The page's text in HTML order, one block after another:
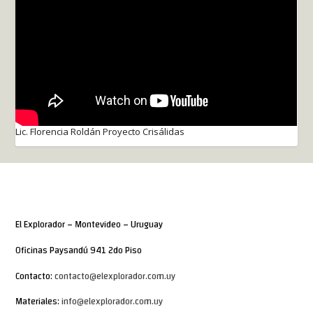
Lic. Florencia Roldán Proyecto Crisálidas
El Explorador – Montevideo – Uruguay
Oficinas Paysandú 941 2do Piso
Contacto:contacto@elexplorador.com.uy
Materiales:info@elexplorador.com.uy